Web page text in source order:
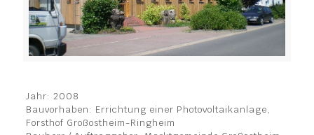
Jahr: 2008
Bauvorhaben: Errichtung einer Photovoltaikanlage,
Forsthof Großostheim-Ringheim